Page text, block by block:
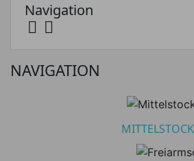
2
Leuchten | Accessoires
Navigation
 
NAVIGATION